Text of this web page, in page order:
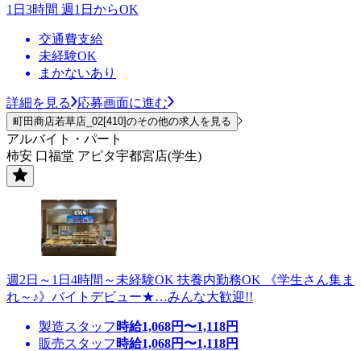
1日3時間 週1日からOK
交通費支給
未経験OK
まかないあり
詳細を見る 応募画面に進む
町田商店若草店_02[410]のその他の求人を見る
アルバイト・パート
柿安 口福堂 アピタ宇都宮店(学生)
週2日～1日4時間～未経験OK 扶養内勤務OK 《学生さん集ま
れ～♪》バイトデビュー★…みんな大歓迎!!
製造スタッフ 時給1,068円〜1,118円
販売スタッフ 時給1,068円〜1,118円